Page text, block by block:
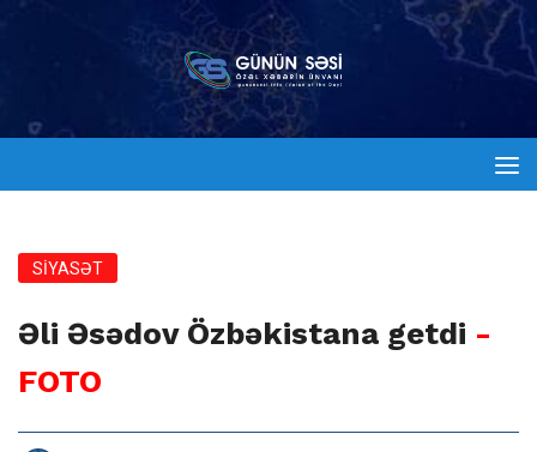
SİYASƏT
Əli Əsədov Özbəkistana getdi -
FOTO